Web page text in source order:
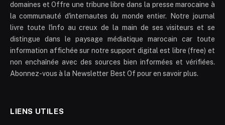
domaines et Offre une tribune libre dans la presse marocaine à
la communauté d'internautes du monde entier. Notre journal
livre toute l'info au creux de la main de ses visiteurs et se
distingue dans le paysage médiatique marocain car toute
information affichée sur notre support digital est libre (free) et
non enchaînée avec des sources bien informées et vérifiées.
Abonnez-vous à la Newsletter Best Of pour en savoir plus.
LIENS UTILES